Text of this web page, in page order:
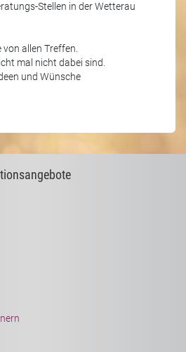
Stellen in der Wetterau
allen Treffen.
mal nicht dabei sind.
und Wünsche